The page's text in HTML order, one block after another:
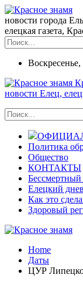
новости города
елецкая газета,
Воскресенье,
новости Елец,
Политика
Общество
КОНТАКТЫ
Елецкий
Как это
Здоровый
Home
Даты
ЦУР